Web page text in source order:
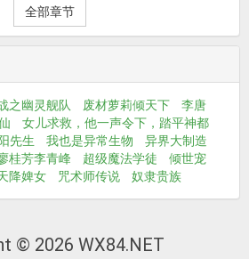
全部章节
之幽灵舰队 废材萝莉倾天下
李唐
女儿求救，他一声令下，踏平神都
先生 我也是异常生物
异界大制造
桂芳李青峰 超级魔法学徒
倾世宠
降婢女 咒术师传说 奴隶贵族
© 2026 WX84.NET